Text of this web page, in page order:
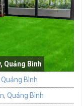
Quảng Bình
Bình
Quảng Bình